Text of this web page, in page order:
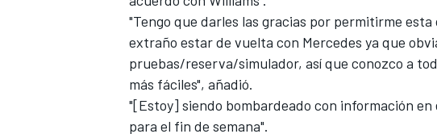
"Tengo que darles las gracias por permitirme
extraño estar de vuelta con Mercedes ya que
pruebas/reserva/simulador, así que conozco a
más fáciles", añadió.
"[Estoy] siendo bombardeado con información
para el fin de semana".